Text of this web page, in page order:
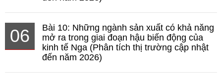
06
Bài 10: Những ngành sản xuất có khả năng
mở ra trong giai đoạn hậu biến động của
kinh tế Nga (Phân tích thị trường cập nhật
đến năm 2026)